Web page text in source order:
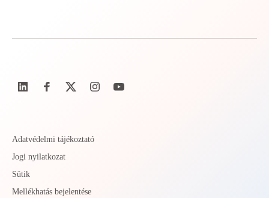
Adatvédelmi tájékoztató
Jogi nyilatkozat
Sütik
Mellékhatás bejelentése